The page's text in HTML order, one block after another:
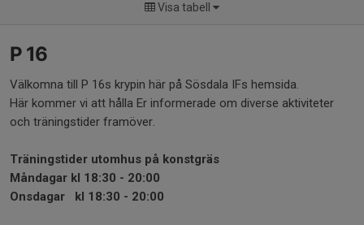
Visa tabell
P 16
Välkomna till P 16s krypin här på Sösdala IFs hemsida.
Här kommer vi att hålla Er informerade om diverse aktiviteter
och träningstider framöver.
Träningstider utomhus på konstgräs
Måndagar kl 18:30 - 20:00
Onsdagar kl 18:30 - 20:00